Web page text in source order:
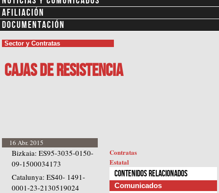
AFILIACIÓN
DOCUMENTACIÓN
Sector y Contratas
Cajas de resistencia
16 Abr. 2015
Bizkaia: ES95-3035-0150-
09-1500034173
Catalunya: ES40- 1491-
0001-23-2130519024
Contratas
Estatal
Contenidos relacionados
Comunicados